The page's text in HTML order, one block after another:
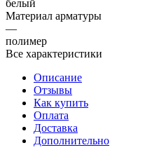
белый
Материал арматуры
—
полимер
Все характеристики
Описание
Отзывы
Как купить
Оплата
Доставка
Дополнительно